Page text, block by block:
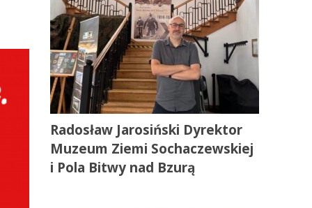
Radosław Jarosiński Dyrektor
Muzeum Ziemi Sochaczewskiej
i Pola Bitwy nad Bzurą